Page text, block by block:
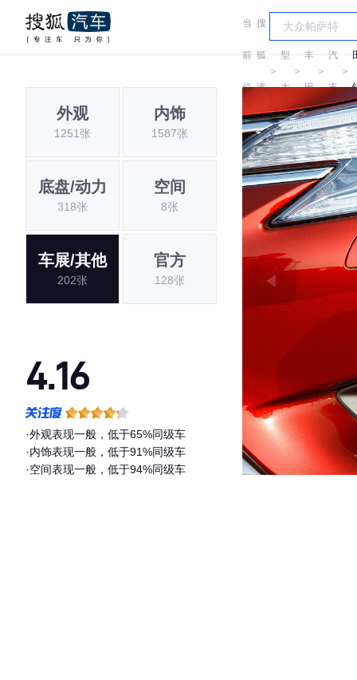
当
前
位
置:
搜
狐
汽
车
＞
车
型
大
全
＞
丰
田
＞
一
汽
丰
田
＞
外观
1251张
内饰
1587张
底盘/动力
318张
空间
8张
车展/其他
202张
官方
128张
4.16
·外观表现一般，低于65%同级车
·内饰表现一般，低于91%同级车
·空间表现一般，低于94%同级车